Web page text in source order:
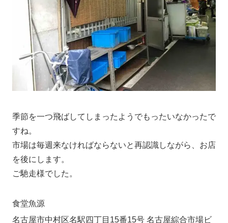
季節を一つ飛ばしてしまったようでもったいなかったで
すね。
市場は毎週来なければならないと再認識しながら、お店
を後にします。
ご馳走様でした。
食堂魚源
名古屋市中村区名駅四丁目15番15号 名古屋綜合市場ビ